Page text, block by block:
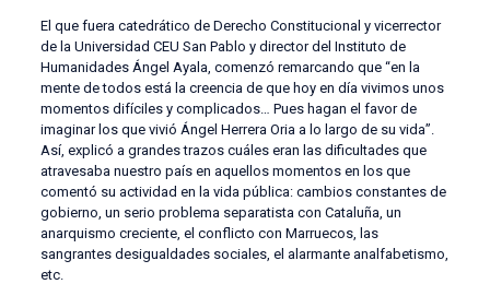
El que fuera catedrático de Derecho Constitucional y vicerrector
de la Universidad CEU San Pablo y director del Instituto de
Humanidades Ángel Ayala, comenzó remarcando que “en la
mente de todos está la creencia de que hoy en día vivimos unos
momentos difíciles y complicados… Pues hagan el favor de
imaginar los que vivió Ángel Herrera Oria a lo largo de su vida”.
Así, explicó a grandes trazos cuáles eran las dificultades que
atravesaba nuestro país en aquellos momentos en los que
comentó su actividad en la vida pública: cambios constantes de
gobierno, un serio problema separatista con Cataluña, un
anarquismo creciente, el conflicto con Marruecos, las
sangrantes desigualdades sociales, el alarmante analfabetismo,
etc.